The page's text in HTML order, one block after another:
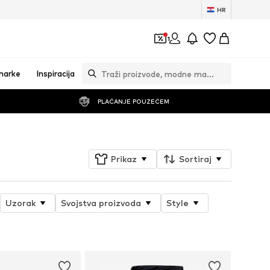
HR
1
Inspiracija
PLAĆANJE POUZEĆEM
Prikaz Sortiraj
Uzorak Svojstva proizvoda Style